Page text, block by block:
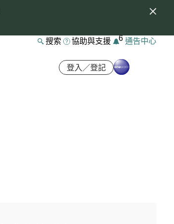
搜索 協助與支援 6 通告中心
登入／登記